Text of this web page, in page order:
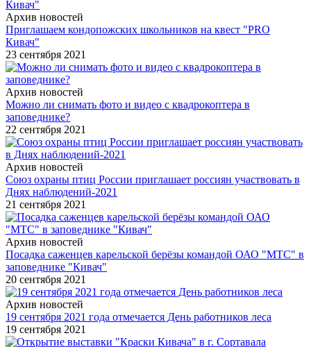
Архив новостей
Приглашаем кондопожских школьников на квест "PRO
Кивач"
23 сентября 2021
Архив новостей
Можно ли снимать фото и видео с квадрокоптера в
заповеднике?
22 сентября 2021
Архив новостей
Союз охраны птиц России приглашает россиян участвовать в
Днях наблюдений-2021
21 сентября 2021
Архив новостей
Посадка саженцев карельской берёзы командой ОАО "МТС" в
заповеднике "Кивач"
20 сентября 2021
Архив новостей
19 сентября 2021 года отмечается День работников леса
19 сентября 2021